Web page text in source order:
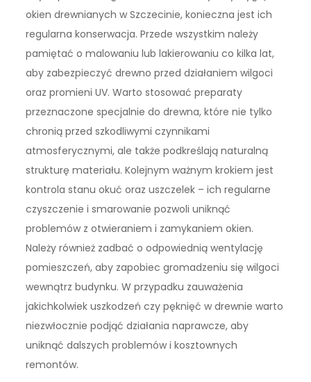
okien drewnianych w Szczecinie, konieczna jest ich
regularna konserwacja. Przede wszystkim należy
pamiętać o malowaniu lub lakierowaniu co kilka lat,
aby zabezpieczyć drewno przed działaniem wilgoci
oraz promieni UV. Warto stosować preparaty
przeznaczone specjalnie do drewna, które nie tylko
chronią przed szkodliwymi czynnikami
atmosferycznymi, ale także podkreślają naturalną
strukturę materiału. Kolejnym ważnym krokiem jest
kontrola stanu okuć oraz uszczelek – ich regularne
czyszczenie i smarowanie pozwoli uniknąć
problemów z otwieraniem i zamykaniem okien.
Należy również zadbać o odpowiednią wentylację
pomieszczeń, aby zapobiec gromadzeniu się wilgoci
wewnątrz budynku. W przypadku zauważenia
jakichkolwiek uszkodzeń czy pęknięć w drewnie warto
niezwłocznie podjąć działania naprawcze, aby
uniknąć dalszych problemów i kosztownych
remontów.